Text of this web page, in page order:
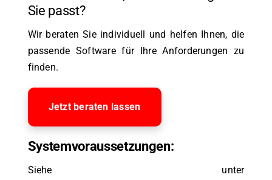
Sie passt?
Wir beraten Sie individuell und helfen Ihnen, die
passende Software für Ihre Anforderungen zu
finden.
Jetzt beraten lassen
Systemvoraussetzungen:
Siehe unter